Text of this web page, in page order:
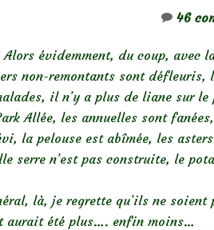
46
évidemment, du coup, avec
non-remontants sont défleuris,
il n’y a plus de liane sur le
Allée, les annuelles sont
la pelouse est abîmée, les
serre n’est pas construite, le
là, je regrette qu’ils ne soient
aurait été plus…. enfin moins…